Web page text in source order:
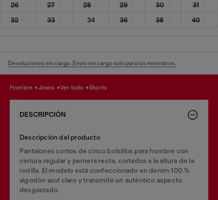
26 27 28 29 30
31
32
33 34 36 38 40
Devoluciones sin cargo. Envío sin cargo solo para los miembros.
hombre jeans ver todo shorts
DESCRIPCIÓN
Descripción del producto
Pantalones cortos de cinco bolsillos para hombre con
cintura regular y pernera recta, cortados a la altura de la
rodilla. El modelo está confeccionado en denim 100 %
algodón azul claro y transmite un auténtico aspecto
desgastado.